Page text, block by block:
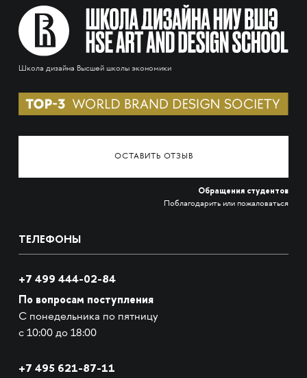
Школа дизайна Высшей школы экономики
ОСТАВИТЬ ОТЗЫВ
Обращения студентов
Поблагодарить или пожаловаться
ТЕЛЕФОНЫ
+7 499 444-02-84
По вопросам поступления
С понедельника по пятницу
с 10:00 до 18:00
+7 495 621-87-11